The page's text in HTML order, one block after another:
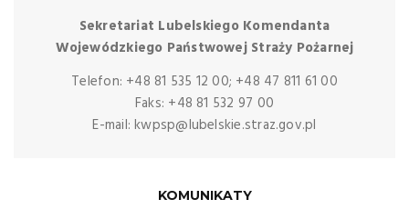
Sekretariat Lubelskiego Komendanta
Wojewódzkiego Państwowej Straży Pożarnej
Telefon: +48 81 535 12 00; +48 47 811 61 00
Faks: +48 81 532 97 00
E-mail: kwpsp@lubelskie.straz.gov.pl
KOMUNIKATY